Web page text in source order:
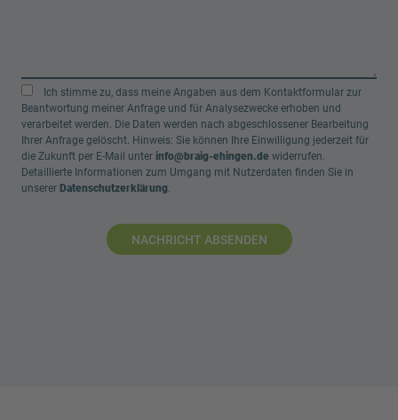
Ich stimme zu, dass meine Angaben aus dem Kontaktformular zur
Beantwortung meiner Anfrage und für Analysezwecke erhoben und
verarbeitet werden. Die Daten werden nach abgeschlossener Bearbeitung
Ihrer Anfrage gelöscht. Hinweis: Sie können Ihre Einwilligung jederzeit für
die Zukunft per E-Mail unter info@braig-ehingen.de widerrufen.
Detaillierte Informationen zum Umgang mit Nutzerdaten finden Sie in
unserer Datenschutzerklärung.
NACHRICHT ABSENDEN